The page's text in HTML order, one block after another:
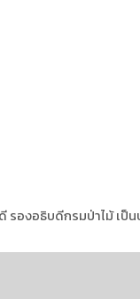
องอธิบดีกรมป่าไม้ เป็